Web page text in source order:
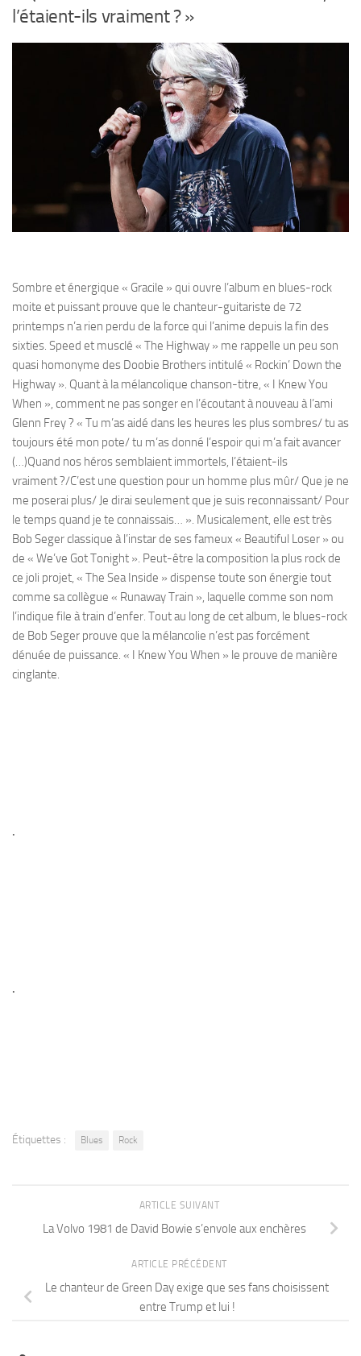
l’étaient-ils vraiment ? »
Sombre et énergique « Gracile » qui ouvre l’album en blues-rock
moite et puissant prouve que le chanteur-guitariste de 72
printemps n’a rien perdu de la force qui l’anime depuis la fin des
sixties. Speed et musclé « The Highway » me rappelle un peu son
quasi homonyme des Doobie Brothers intitulé « Rockin’ Down the
Highway ». Quant à la mélancolique chanson-titre, « I Knew You
When », comment ne pas songer en l’écoutant à nouveau à l’ami
Glenn Frey ? « Tu m’as aidé dans les heures les plus sombres/ tu as
toujours été mon pote/ tu m’as donné l’espoir qui m’a fait avancer
(…)Quand nos héros semblaient immortels, l’étaient-ils
vraiment ?/C’est une question pour un homme plus mûr/ Que je ne
me poserai plus/ Je dirai seulement que je suis reconnaissant/ Pour
le temps quand je te connaissais… ». Musicalement, elle est très
Bob Seger classique à l’instar de ses fameux « Beautiful Loser » ou
de « We’ve Got Tonight ». Peut-être la composition la plus rock de
ce joli projet, « The Sea Inside » dispense toute son énergie tout
comme sa collègue « Runaway Train », laquelle comme son nom
l’indique file à train d’enfer. Tout au long de cet album, le blues-rock
de Bob Seger prouve que la mélancolie n’est pas forcément
dénuée de puissance. « I Knew You When » le prouve de manière
cinglante.
.
.
Étiquettes : Blues Rock
ARTICLE SUIVANT
La Volvo 1981 de David Bowie s’envole aux enchères
ARTICLE PRÉCÉDENT
Le chanteur de Green Day exige que ses fans choisissent
entre Trump et lui !